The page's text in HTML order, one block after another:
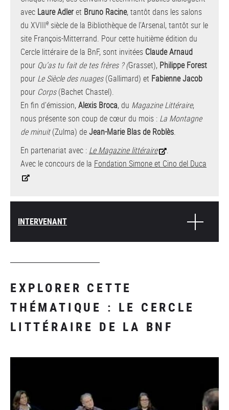
avec Laure Adleret Bruno Racine, tantôt dans les salons
du XVIIIe siècle de la Bibliothèque de l’Arsenal, tantôt sur le
site François-Mitterrand. Pour cette huitième édition du
Cercle littéraire de la BnF, sont invitées Claude Arnaud
pour Qu’as tu fait de tes frères ? (Grasset), Philippe Forest
pour Le Siècle des nuages(Gallimard) et Fabienne Jacob
pour Corps(Bachet Chastel).
En fin d’émission,Alexis Broca, du Magazine Littéraire,
nous présente son coup de cœur du mois : La Montagne
de minuit(Zulma) deJean-Marie Blas de Roblès.
En partenariat avec : Le Magazine littéraire
.
Avec le concours de la Fondation Simone et Cino del Duca
INTERVENANT
EXPLORER CETTE
THÉMATIQUE : LE CERCLE
LITTÉRAIRE DE LA BNF